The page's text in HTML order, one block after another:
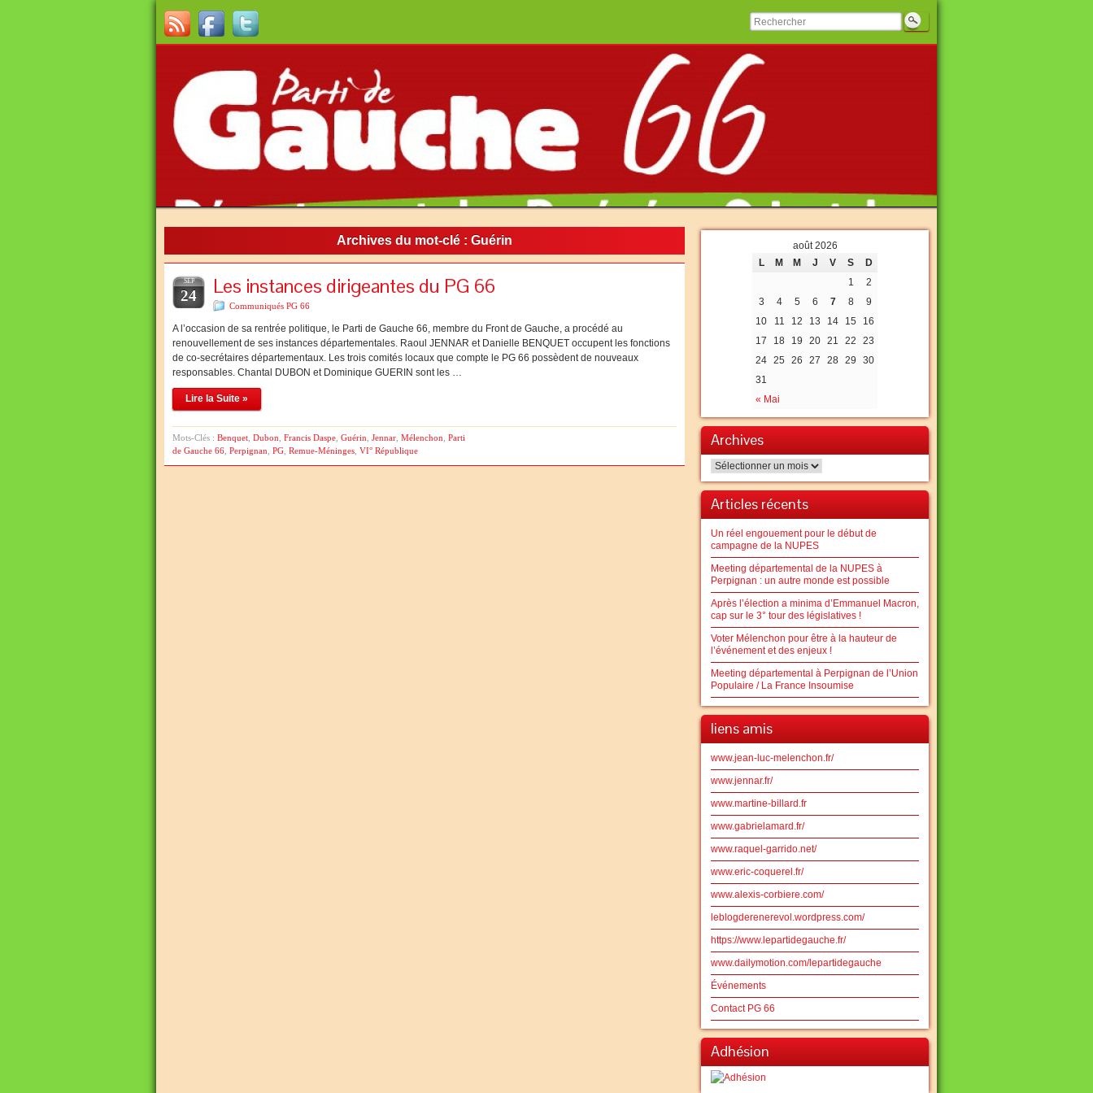
Archives du mot-clé : Guérin
SEP
24 Les instances dirigeantes du PG 66
Communiqués PG 66
A l’occasion de sa rentrée politique, le Parti de Gauche 66, membre du Front de Gauche, a procédé au
renouvellement de ses instances départementales. Raoul JENNAR et Danielle BENQUET occupent les fonctions
de co-secrétaires départementaux. Les trois comités locaux que compte le PG 66 possèdent de nouveaux
responsables. Chantal DUBON et Dominique GUERIN sont les …
Lire la Suite »
Mots-Clés : Benquet Dubon Francis Daspe Guérin Jennar Mélenchon Parti
de Gauche 66 Perpignan PG Remue-Méninges VI° République
août 2026
L
M M J V S D
« Mai
1
2
3
4 5 6 7 8
9
10
11 12 13 14 15
16
17
18 19 20 21 22
23
24 25 26 27 28 29
30
31
Archives
Archives
Articles récents
Un réel engouement pour le début de
campagne de la NUPES
Meeting départemental de la NUPES à
Perpignan : un autre monde est possible
Après l’élection a minima d’Emmanuel Macron,
cap sur le 3° tour des législatives !
Voter Mélenchon pour être à la hauteur de
l’événement et des enjeux !
Meeting départemental à Perpignan de l’Union
Populaire / La France Insoumise
liens amis
www.jean-luc-melenchon.fr/
www.jennar.fr/
www.martine-billard.fr
www.gabrielamard.fr/
www.raquel-garrido.net/
www.eric-coquerel.fr/
www.alexis-corbiere.com/
leblogderenerevol.wordpress.com/
https://www.lepartidegauche.fr/
www.dailymotion.com/lepartidegauche
Événements
Contact PG 66
Adhésion